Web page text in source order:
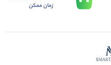
زمان ممکن